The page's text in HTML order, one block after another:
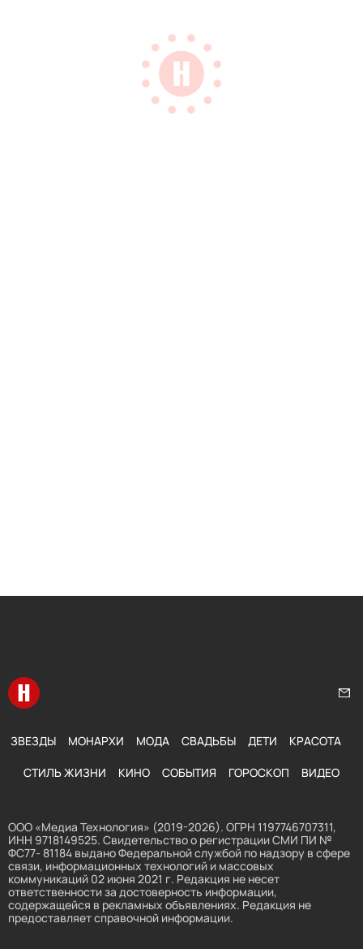
Перейти на главную
ЗВЕЗДЫ МОНАРХИ МОДА СВАДЬБЫ ДЕТИ КРАСОТА
СТИЛЬ ЖИЗНИ КИНО СОБЫТИЯ ГОРОСКОП ВИДЕО
ООО «Медиа Технология» (2019-2026). ОГРН 1197746707311,
ИНН 9718149525. Свидетельство о регистрации СМИ ПИ №
ФС77- 81184 выдано Федеральной службой по надзору в сфере
связи, информационных технологий и массовых
коммуникаций 02 июня 2021 г. Редакция не несет
ответственности за достоверность информации,
содержащейся в рекламных объявлениях. Редакция не
предоставляет справочной информации.